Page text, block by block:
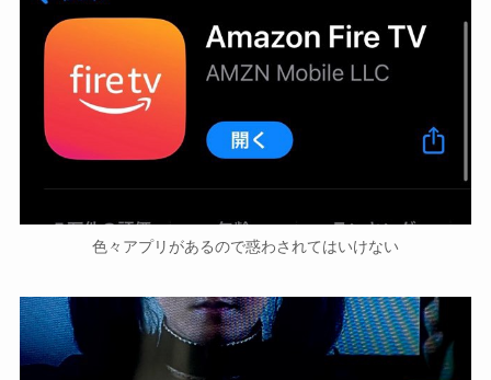
色々アプリがあるので惑わされてはいけない